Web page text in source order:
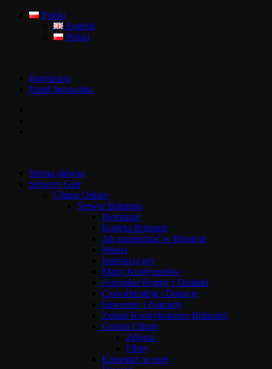
Polski
English
Polski
Rejestracja
Panel logowania
Strona główna
Serwery Gier
Ultima Online
Serwer Britannia
Powitanie
Kodeks Britannii
Jak zamieszkać w Britannii
Wieści
Instrukcja gry
Mapy Kontynentów
Autorskie Reguły i Dodatki
Crowdfunding i Donacje
Suwereny i Nagrody
Zostań Kontrybutorem Britannii!
Galeria Ultimy
Zdjęcia
Filmy
Komendy w grze